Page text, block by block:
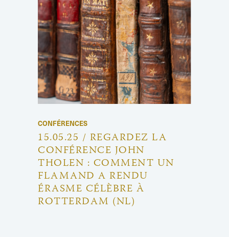
CONFÉRENCES
15.05.25 / REGARDEZ LA
CONFÉRENCE JOHN
THOLEN : COMMENT UN
FLAMAND A RENDU
ÉRASME CÉLÈBRE À
ROTTERDAM (NL)